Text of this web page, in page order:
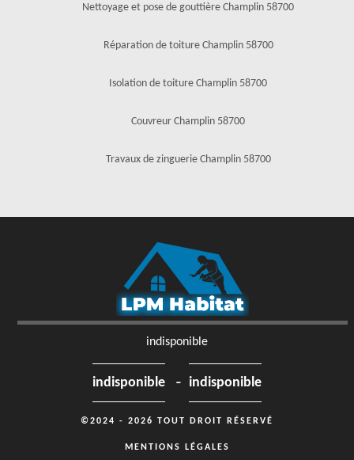
Nettoyage et pose de gouttière Champlin 58700
Réparation de toiture Champlin 58700
Isolation de toiture Champlin 58700
Couvreur Champlin 58700
Travaux de zinguerie Champlin 58700
indisponible
indisponible - indisponible
©2024 - 2026 TOUT DROIT RÉSERVÉ
MENTIONS LÉGALES